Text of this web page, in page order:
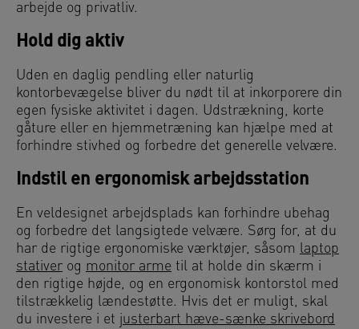
arbejde og privatliv.
Hold dig aktiv
Uden en daglig pendling eller naturlig
kontorbevægelse bliver du nødt til at inkorporere din
egen fysiske aktivitet i dagen. Udstrækning, korte
gåture eller en hjemmetræning kan hjælpe med at
forhindre stivhed og forbedre det generelle velvære.
Indstil en ergonomisk arbejdsstation
En veldesignet arbejdsplads kan forhindre ubehag
og forbedre det langsigtede velvære. Sørg for, at du
har de rigtige ergonomiske værktøjer, såsom laptop
stativer og monitor arme til at holde din skærm i
den rigtige højde, og en ergonomisk kontorstol med
tilstrækkelig lændestøtte. Hvis det er muligt, skal
du investere i et justerbart hæve-sænke skrivebord